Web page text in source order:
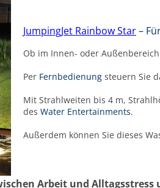
JumpingJet Rainbow Star–
Ob im Innen- oder
Per Fernbedienung steuern Sie
Mit Strahlweiten bis 4 m,
des Water Entertainments.
Außerdem können Sie dieses
Arbeit und